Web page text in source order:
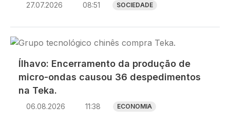
27.07.2026 08:51 SOCIEDADE
Imagem
Ílhavo: Encerramento da produção de
micro-ondas causou 36 despedimentos
na Teka.
06.08.2026 11:38 ECONOMIA